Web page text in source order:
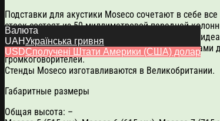
Подставки для акустики Moseco сочетают в себе
стоек состоят из 50-миллиметровой передней
Moseco не только отлично выглядит, но и также
Все Moseco поставляются с регулируемыми
громкоговорителей.
Стенды Moseco изготавливаются в Великобритании.
Габаритные размеры
Общая высота: –
Валюта
UAHУкраїнська гривня
USDСполучені Штати Америки (США) долар